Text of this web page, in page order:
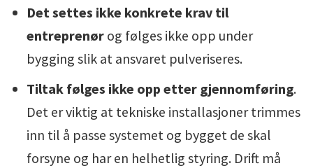
Det settes ikke konkrete krav til
entreprenørog følges ikke opp under
bygging slik at ansvaret pulveriseres.
Tiltak følges ikke opp etter gjennomføring.
Det er viktig at tekniske installasjoner trimmes
inn til å passe systemet og bygget de skal
forsyne og har en helhetlig styring. Drift må